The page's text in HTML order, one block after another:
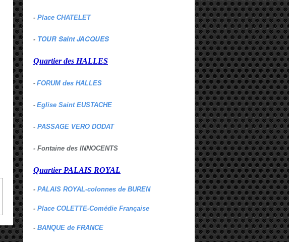
- Place CHATELET
- TOUR Saint JACQUES
Quartier des HALLES
- FORUM des HALLES
- Eglise Saint EUSTACHE
- PASSAGE VERO DODAT
- Fontaine des INNOCENTS
Quartier PALAIS ROYAL
- PALAIS ROYAL-colonnes de BUREN
- Place COLETTE-Comédie Française
- BANQUE de FRANCE